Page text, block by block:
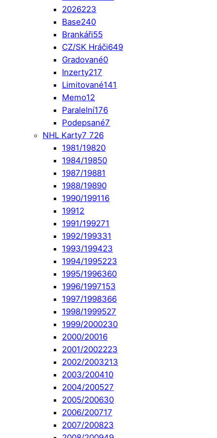
2026223
Base240
Brankáři55
CZ/SK Hráči649
Gradované0
Inzerty217
Limitované141
Memo12
Paralelní176
Podepsané7
NHL Karty7 726
1981/19820
1984/19850
1987/19881
1988/19890
1990/199116
19912
1991/199271
1992/199331
1993/199423
1994/1995223
1995/1996360
1996/1997153
1997/1998366
1998/1999527
1999/2000230
2000/20016
2001/2002223
2002/2003213
2003/200410
2004/200527
2005/200630
2006/200717
2007/200823